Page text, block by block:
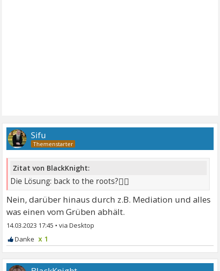
Sifu
Zitat von BlackKnight:
Die Lösung: back to the roots?🤷‍♂
Nein, darüber hinaus durch z.B. Mediation und alles
was einen vom Grüben abhält.
14.03.2023 17:45 •
x 1